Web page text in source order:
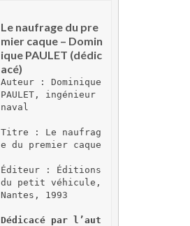
Le naufrage du pre
mier caque – Domin
ique PAULET (dédic
acé)
Auteur : Dominique
PAULET, ingénieur
naval
Titre : Le naufrag
e du premier caque
Éditeur : Éditions
du petit véhicule,
Nantes, 1993
Dédicacé par l’aut